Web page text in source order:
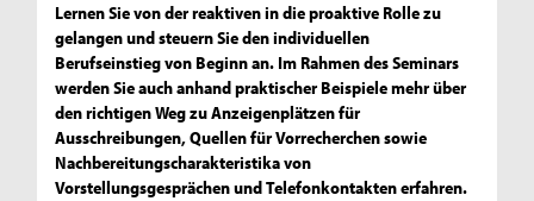
Lernen Sie von der reaktiven in die proaktive Rolle zu
gelangen und steuern Sie den individuellen
Berufseinstieg von Beginn an. Im Rahmen des Seminars
werden Sie auch anhand praktischer Beispiele mehr über
den richtigen Weg zu Anzeigenplätzen für
Ausschreibungen, Quellen für Vorrecherchen sowie
Nachbereitungscharakteristika von
Vorstellungsgesprächen und Telefonkontakten erfahren.